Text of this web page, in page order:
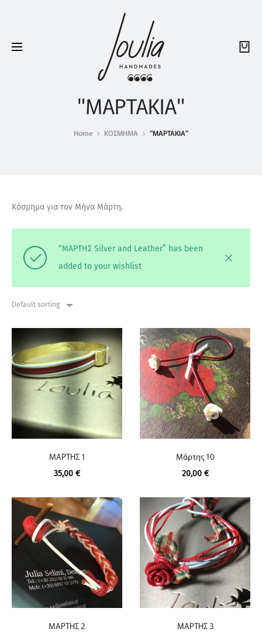
"ΜΑΡΤΑΚΙΑ"
Home ΚΟΣΜΗΜΑ "ΜΑΡΤΑΚΙΑ"
Κόσμημα για τον Μήνα Μάρτη.
“ΜΑΡΤΗΣ Silver and Leather” has been
added to your wishlist
Default sorting
ΜΑΡΤΗΣ 1
35,00 €
Μάρτης 10
20,00 €
ΜΑΡΤΗΣ 2 ΜΑΡΤΗΣ 3